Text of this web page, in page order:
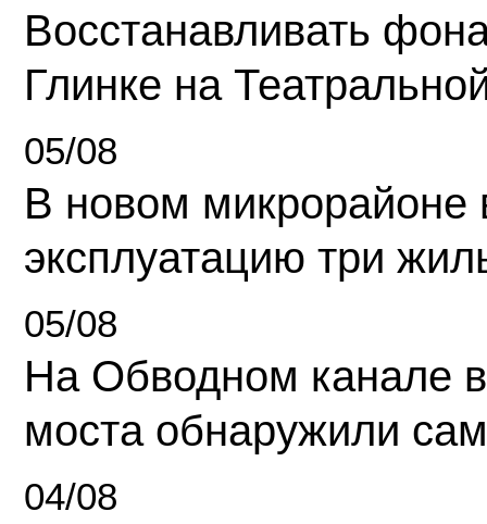
Восстанавливать
Глинке на
05/08
В новом микрорайоне
эксплуатацию три
05/08
На Обводном канале
моста обнаружили
04/08